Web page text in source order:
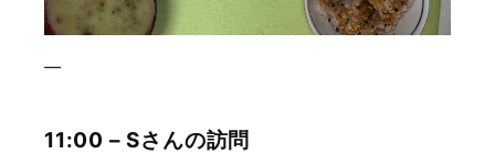
—
11:00 – Sさんの訪問